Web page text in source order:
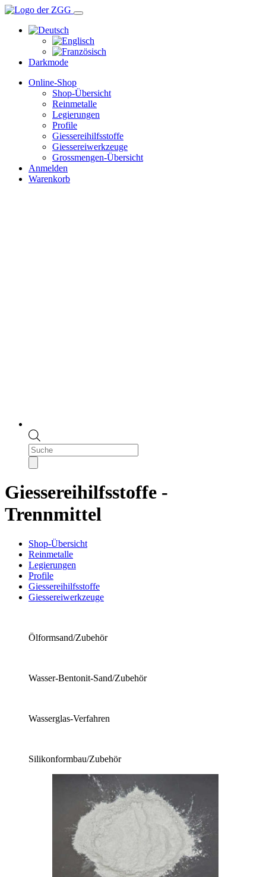
Darkmode
Online-Shop
Shop-Übersicht
Reinmetalle
Legierungen
Profile
Giessereihilfsstoffe
Giessereiwerkzeuge
Grossmengen-Übersicht
Anmelden
Warenkorb
Products
search
Giessereihilfsstoffe -
Trennmittel
Shop-Übersicht
Reinmetalle
Legierungen
Profile
Giessereihilfsstoffe
Giessereiwerkzeuge
Ölformsand/Zubehör
Wasser-Bentonit-Sand/Zubehör
Wasserglas-Verfahren
Silikonformbau/Zubehör